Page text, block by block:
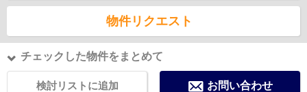
物件リクエスト
チェックした物件をまとめて
検討リストに追加 お問い合わせ